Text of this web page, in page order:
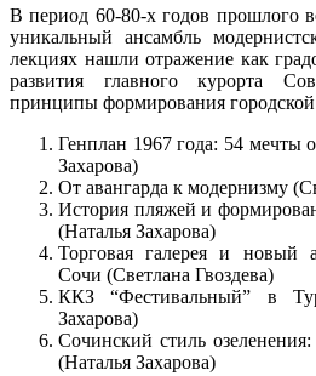
В период 60-80-х годов прошлого
уникальный ансамбль
лекциях нашли отражение как
развития главного курорта
принципы формирования
Генплан 1967 года: 54 мечты
Захарова)
От авангарда к модернизму
История пляжей и
(Наталья Захарова)
Торговая галерея и новый
Сочи (Светлана Гвоздева)
ККЗ “Фестивальный” в
Захарова)
Сочинский стиль
(Наталья Захарова)